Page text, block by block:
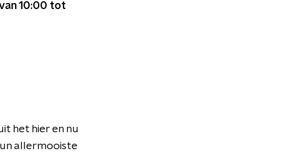
10:00 tot
het hier en nu
allermooiste